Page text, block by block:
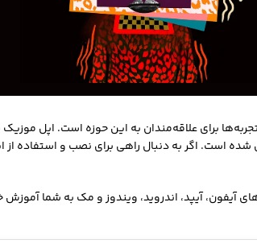
است. اگر به دنبال راهی برای نصب و استفاده
آیفون، آیپد، اندروید، ویندوز و مک به شما